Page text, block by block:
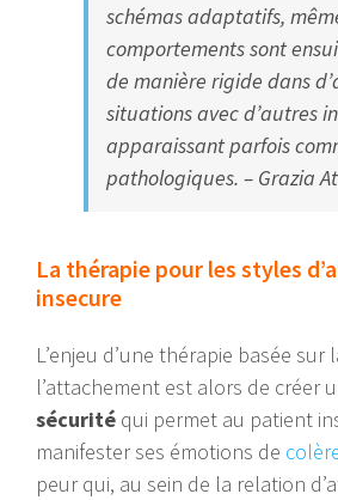
schémas adaptatifs,
comportements sont
de manière rigide dans
situations avec d’autres
apparaissant parfois
pathologiques. – Grazia
La thérapie pour les styles
insecure
L’enjeu d’une thérapie basée sur
l’attachement est alors de créer
sécurité qui permet au patient
manifester ses émotions de
peur qui, au sein de la relation